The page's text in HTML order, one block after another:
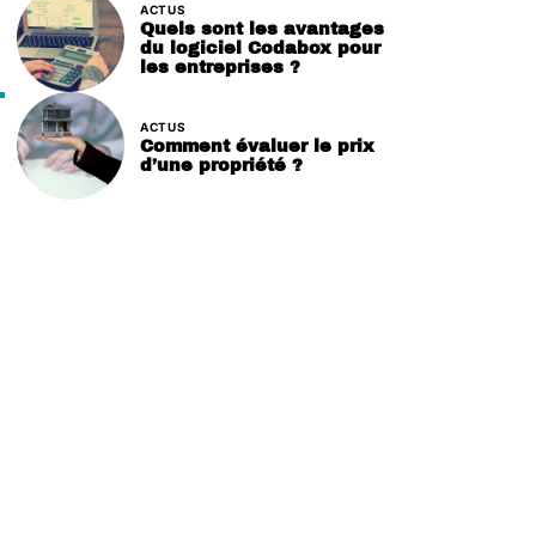
ACTUS
Quels sont les avantages
du logiciel Codabox pour
les entreprises ?
ACTUS
Comment évaluer le prix
d’une propriété ?